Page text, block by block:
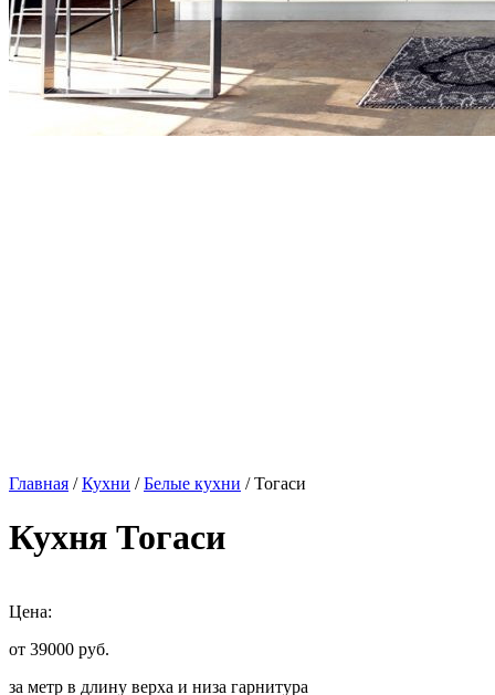
Главная /Кухни /Белые кухни / Тогаси
Кухня Тогаси
Цена:
от 39000 руб.
за метр в длину верха и низа гарнитура